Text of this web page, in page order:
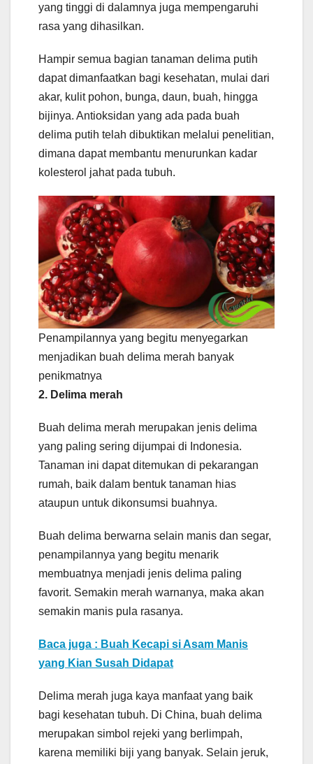
yang tinggi di dalamnya juga mempengaruhi
rasa yang dihasilkan.
Hampir semua bagian tanaman delima putih
dapat dimanfaatkan bagi kesehatan, mulai dari
akar, kulit pohon, bunga, daun, buah, hingga
bijinya. Antioksidan yang ada pada buah
delima putih telah dibuktikan melalui penelitian,
dimana dapat membantu menurunkan kadar
kolesterol jahat pada tubuh.
Penampilannya yang begitu menyegarkan
menjadikan buah delima merah banyak
penikmatnya
2. Delima merah
Buah delima merah merupakan jenis delima
yang paling sering dijumpai di Indonesia.
Tanaman ini dapat ditemukan di pekarangan
rumah, baik dalam bentuk tanaman hias
ataupun untuk dikonsumsi buahnya.
Buah delima berwarna selain manis dan segar,
penampilannya yang begitu menarik
membuatnya menjadi jenis delima paling
favorit. Semakin merah warnanya, maka akan
semakin manis pula rasanya.
Baca juga : Buah Kecapi si Asam Manis
yang Kian Susah Didapat
Delima merah juga kaya manfaat yang baik
bagi kesehatan tubuh. Di China, buah delima
merupakan simbol rejeki yang berlimpah,
karena memiliki biji yang banyak. Selain jeruk,